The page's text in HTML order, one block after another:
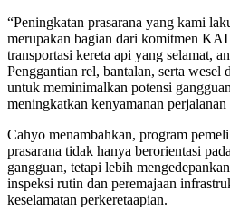
“Peningkatan prasarana yang kami
merupakan bagian dari komitmen
transportasi kereta api yang selamat,
Penggantian rel, bantalan, serta
untuk meminimalkan potensi
meningkatkan kenyamanan
Cahyo menambahkan, program
prasarana tidak hanya berorientasi
gangguan, tetapi lebih
inspeksi rutin dan peremajaan
keselamatan perkeretaapian.